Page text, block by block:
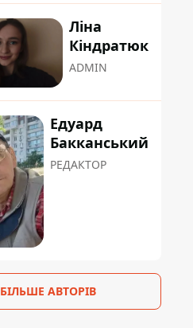
Ліна
Кіндратюк
ADMIN
Едуард
Бакканський
РЕДАКТОР
БІЛЬШЕ АВТОРІВ